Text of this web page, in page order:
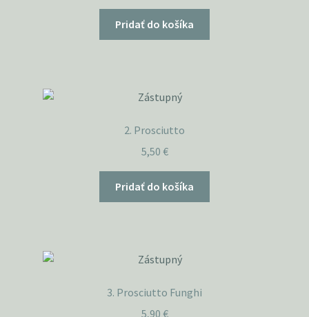
Pridať do košíka
2. Prosciutto
5,50 €
Pridať do košíka
3. Prosciutto Funghi
5,90 €